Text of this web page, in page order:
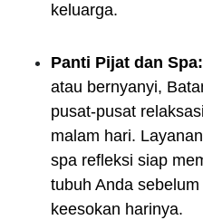
keluarga.
Panti Pijat dan Spa:
atau bernyanyi,
pusat-pusat
malam hari.
spa refleksi siap
tubuh Anda
keesokan harinya.